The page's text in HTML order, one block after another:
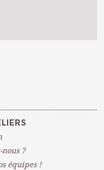
nous ?
équipes !